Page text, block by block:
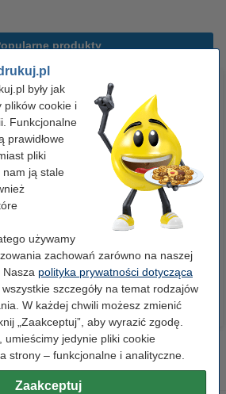
były jak
plików cookie i
Funkcjonalne
prawidłowe
pliki
ją stale
używamy
zachowań zarówno na naszej
polityka prywatności dotycząca
szczegóły na temat rodzajów
W każdej chwili możesz zmienić
„Zaakceptuj”, aby wyrazić zgodę.
umieścimy jedynie pliki cookie
strony – funkcjonalne i analityczne.
Zaakceptuj
produkty
(500
Papier ksero A4 80 g/m2 (2500
szt.), 123drukuj (5 ryz)
110,00 zł